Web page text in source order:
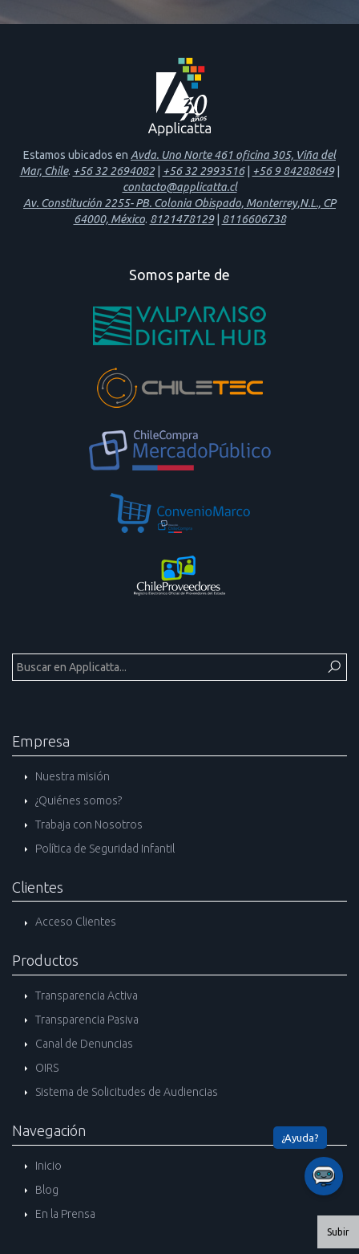
Subir
Estamos ubicados en Avda. Uno Norte 461 oficina 305, Viña del
Mar, Chile. +56 32 2694082| +56 32 2993516| +56 9 84288649|
contacto@applicatta.cl
Av. Constitución 2255- PB. Colonia Obispado, Monterrey,N.L., CP
64000, México. 8121478129| 8116606738
Somos parte de
Empresa
Nuestra misión
¿Quiénes somos?
Trabaja con Nosotros
Política de Seguridad Infantil
Clientes
Acceso Clientes
Productos
Transparencia Activa
Transparencia Pasiva
Canal de Denuncias
OIRS
Sistema de Solicitudes de Audiencias
Navegación
Inicio
Blog
En la Prensa